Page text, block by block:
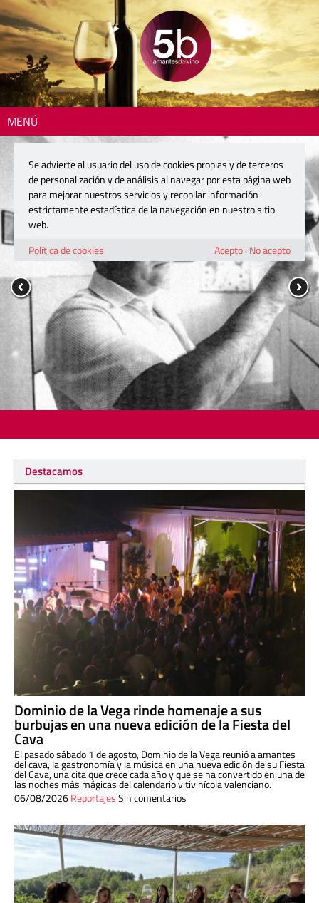
MENÚ
Destacamos
Dominio de la Vega rinde homenaje a sus
burbujas en una nueva edición de la Fiesta del
Cava
El pasado sábado 1 de agosto, Dominio de la Vega reunió a amantes
del cava, la gastronomía y la música en una nueva edición de su Fiesta
del Cava, una cita que crece cada año y que se ha convertido en una de
las noches más mágicas del calendario vitivinícola valenciano.
06/08/2026ReportajesSin comentarios
Se advierte al usuario del uso de cookies propias y de terceros
de personalización y de análisis al navegar por esta página web
para mejorar nuestros servicios y recopilar información
estrictamente estadística de la navegación en nuestro sitio
web.
Política de cookies
Acepto· No acepto